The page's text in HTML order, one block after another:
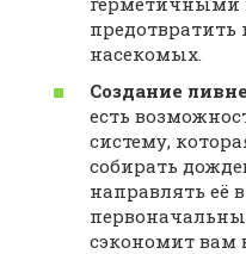
насекомых.
Создание
есть
систему,
собирать
направлять её
сэкономит вам